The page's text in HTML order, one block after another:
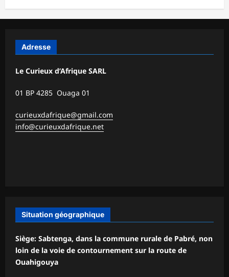
Adresse
Le Curieux d’Afrique SARL
01 BP 4285 Ouaga 01
curieuxdafrique@gmail.com
info@curieuxdafrique.net
Situation géographique
Siège: Sabtenga, dans la commune rurale de Pabré, non
loin de la voie de contournement sur la route de
Ouahigouya